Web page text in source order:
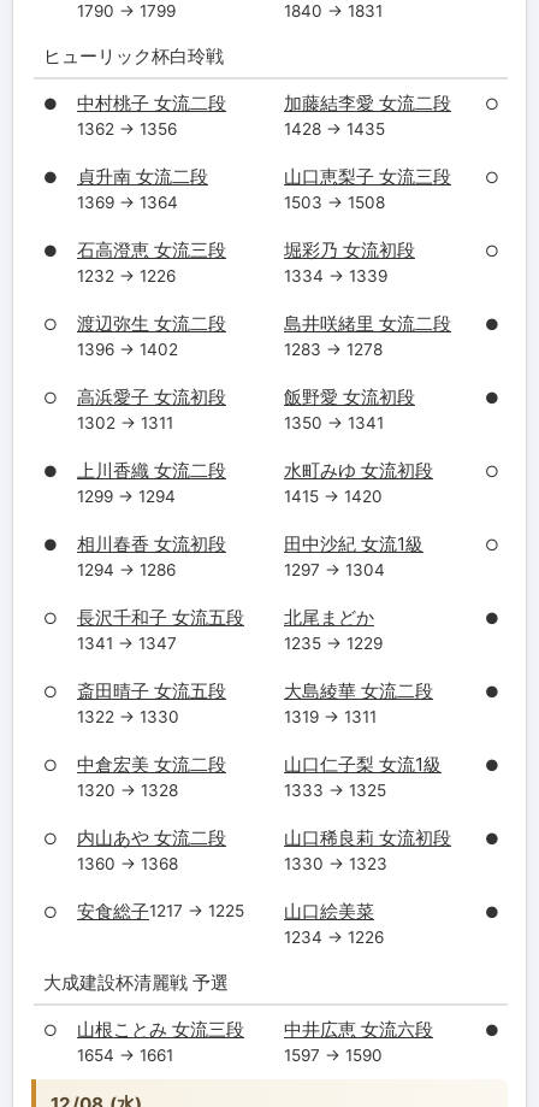
1790 → 1799 1840 → 1831
ヒューリック杯白玲戦
● 中村桃子 女流二段
1362 → 1356
加藤結李愛 女流二段
1428 → 1435
○
● 貞升南 女流二段
1369 → 1364
山口恵梨子 女流三段
1503 → 1508
○
● 石高澄恵 女流三段
1232 → 1226
堀彩乃 女流初段
1334 → 1339
○
○ 渡辺弥生 女流二段
1396 → 1402
島井咲緒里 女流二段
1283 → 1278
●
○ 高浜愛子 女流初段
1302 → 1311
飯野愛 女流初段
1350 → 1341
●
● 上川香織 女流二段
1299 → 1294
水町みゆ 女流初段
1415 → 1420
○
● 相川春香 女流初段
1294 → 1286
田中沙紀 女流1級
1297 → 1304
○
○ 長沢千和子 女流五段
1341 → 1347
北尾まどか
1235 → 1229
●
○ 斎田晴子 女流五段
1322 → 1330
大島綾華 女流二段
1319 → 1311
●
○ 中倉宏美 女流二段
1320 → 1328
山口仁子梨 女流1級
1333 → 1325
●
○ 内山あや 女流二段
1360 → 1368
山口稀良莉 女流初段
1330 → 1323
●
○ 安食総子1217 → 1225 山口絵美菜
1234 → 1226
●
大成建設杯清麗戦 予選
○ 山根ことみ 女流三段
1654 → 1661
中井広恵 女流六段
1597 → 1590
●